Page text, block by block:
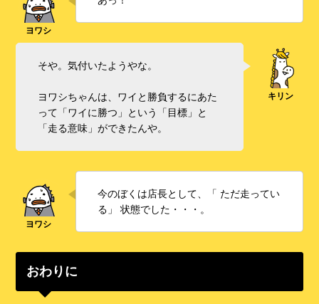
そや。気付いたようやな。
ヨワシちゃんは、ワイと勝負するにあた
って「ワイに勝つ」という「目標」と
「走る意味」ができたんや。
今のぼくは店長として、「 ただ走ってい
る」 状態でした・・・。
おわりに